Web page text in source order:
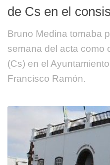
de Cs en el
Bruno Medina tomaba
semana del acta como
(Cs) en el
Francisco Ramón.